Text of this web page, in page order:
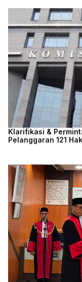
Klarifikasi &
Pelanggaran 121